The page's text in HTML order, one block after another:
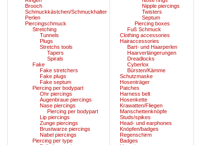
Brooch
Schmuckkästchen/Schmuckhalter
Perlen
Piercingschmuck
Stretching
Tunnels
Plugs
Stretchs tools
Tapers
Spirals
Fake
Fake stretchers
Fake plugs
Fake septum
Piercing per bodypart
Ohr piercings
Augenbraue piercings
Nase piercings
Piercing per bodypart
Lip piercings
Zunge piercings
Brustwarze piercings
Nabel piercings
Piercing per type
Nipple piercings
Twisters
Septum
Piercing boxes
Fuß Schmuck
Clothing accessories
Hairaccessories
Bart- und Haarperlen
Haarverlängerungen
Dreadlocks
Cyberlox
Bürsten/Kämme
Schutzmaske
Hosenträger
Patches
Harness belt
Hosenkette
Krawatten/Fliegen
Manschettenknöpfe
Studs/spikes
Head- und earphones
Knöpfen/badges
Regenschirm
Badges